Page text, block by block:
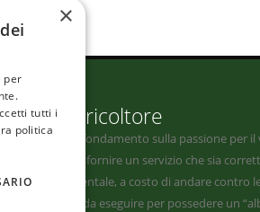
- Arboricoltore
fanno fondamento sulla passione per
consiste nel fornire un servizio che sia
e quello ambientale, a costo di andare contro
cure corrette da eseguire per possedere un
×
per
tutti i
politica